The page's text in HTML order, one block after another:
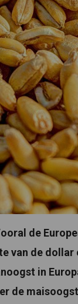
de
van de dollar
in
de